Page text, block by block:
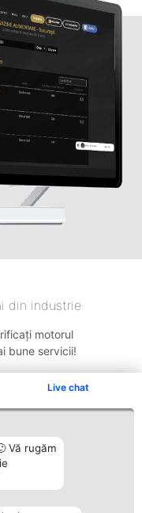
Live chat
Vă rugăm
din industrie
motorul
bune servicii!